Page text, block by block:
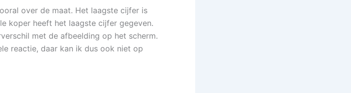
over de maat. Het laagste cijfer is
koper heeft het laagste cijfer gegeven.
met de afbeelding op het scherm.
reactie, daar kan ik dus ook niet op